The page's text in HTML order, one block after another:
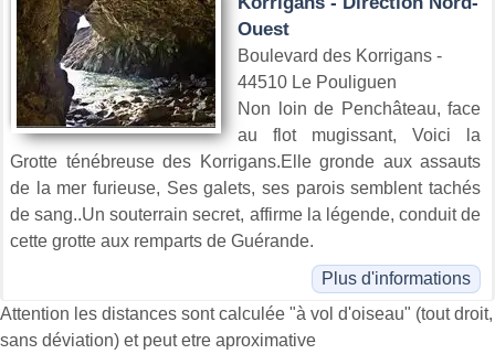
Ouest
Boulevard des Korrigans -
44510 Le Pouliguen
Non loin de Penchâteau, face
au flot mugissant, Voici la
Grotte ténébreuse des Korrigans.Elle gronde aux assauts
de la mer furieuse, Ses galets, ses parois semblent tachés
de sang..Un souterrain secret, affirme la légende, conduit de
cette grotte aux remparts de Guérande.
Plus d'informations
Attention les distances sont calculée "à vol d'oiseau" (tout droit,
sans déviation) et peut etre aproximative